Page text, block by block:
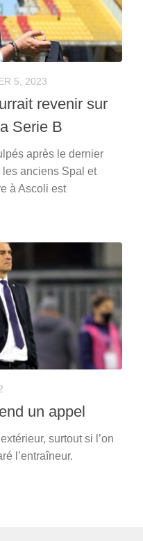
5, 2023
revenir sur
Serie B
après le dernier
anciens Spal et
à Ascoli est
un appel
surtout si l’on
l’entraîneur.